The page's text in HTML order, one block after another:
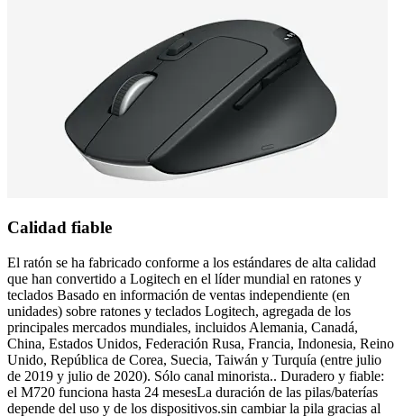
Calidad fiable
El ratón se ha fabricado conforme a los estándares de alta calidad
que han convertido a Logitech en el líder mundial en ratones y
teclados Basado en información de ventas independiente (en
unidades) sobre ratones y teclados Logitech, agregada de los
principales mercados mundiales, incluidos Alemania, Canadá,
China, Estados Unidos, Federación Rusa, Francia, Indonesia, Reino
Unido, República de Corea, Suecia, Taiwán y Turquía (entre julio
de 2019 y julio de 2020). Sólo canal minorista.. Duradero y fiable:
el M720 funciona hasta 24 mesesLa duración de las pilas/baterías
depende del uso y de los dispositivos.sin cambiar la pila gracias al